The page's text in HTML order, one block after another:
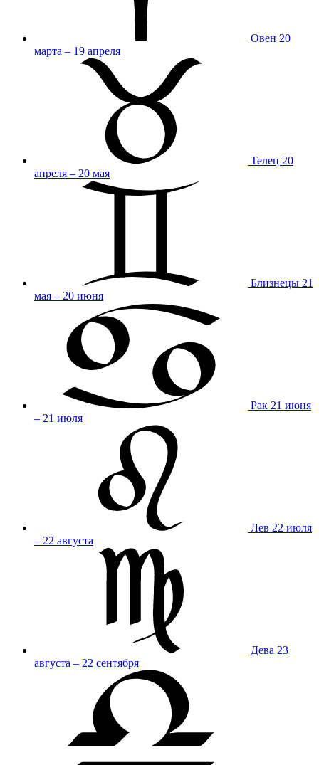
Овен 20
марта – 19 апреля
Телец 20
апреля – 20 мая
Близнецы 21
мая – 20 июня
Рак 21 июня
– 21 июля
Лев 22 июля
– 22 августа
Дева 23
августа – 22 сентября